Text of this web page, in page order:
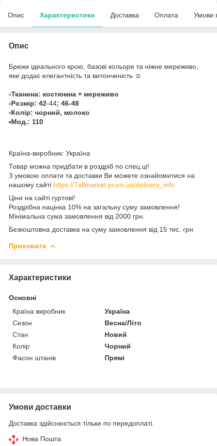
Опис Характеристики Доставка Оплата Умови
Опис
Брюки ідеального крою, базові кольори та ніжне мереживо,
яке додає елегантність та витонченість ☺️
▫️Тканина: костюмна + мереживо
▫️Розмір: 42-44; 46-48
▫️Колір: чорний, молоко
▪️Мод.: 110
Країна-виробник: Україна
Товар можна придбати в роздріб по спец.ці!
З умовою оплати та доставки Ви можете ознайомитися на
нашому сайті https://7allmarket.prom.ua/delivery_info
Ціни на сайті гуртові!
Роздрібна націнка 10% на загальну суму замовлення!
Мінімальна сума замовлення від 2000 грн.
Безкоштовна доставка на суму замовлення від 15 тис. грн
Приховати
Характеристики
Основні
Країна виробник
Україна
Сезон
Весна/Літо
Стан
Новий
Колір
Чорний
Фасон штанів
Прямі
Умови доставки
Доставка здійснюється тільки по передоплаті.
Нова Пошта